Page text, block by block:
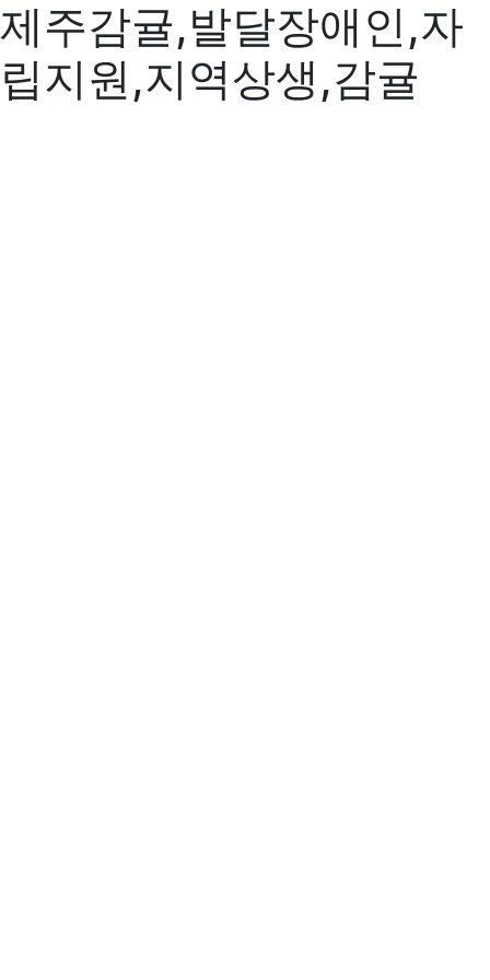
제주감귤,발달장애인,자
립지원,지역상생,감귤